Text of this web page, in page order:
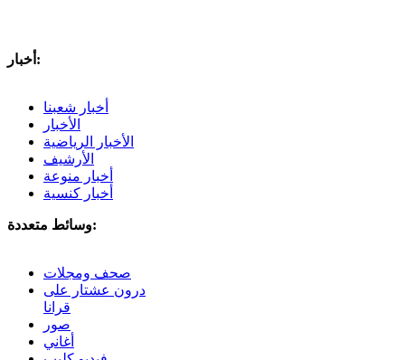
أخبار:
أخبار شعبنا
الأخبار
الأخبار الرياضية
الأرشيف
أخبار منوعة
أخبار كنسية
وسائط متعددة:
صحف ومجلات
درون عشتار على
قرانا
صور
أغاني